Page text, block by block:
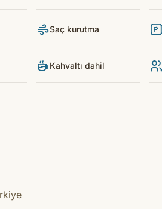
Saç kurutma
Kahvaltı dahil